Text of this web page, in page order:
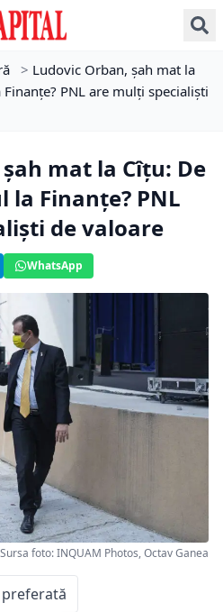
> Ludovic Orban, şah mat la
PNL are mulţi specialişti
mat la Cîţu: De
la Finanţe? PNL
de valoare
WhatsApp
Sursa foto: INQUAM Photos, Octav Ganea
preferată